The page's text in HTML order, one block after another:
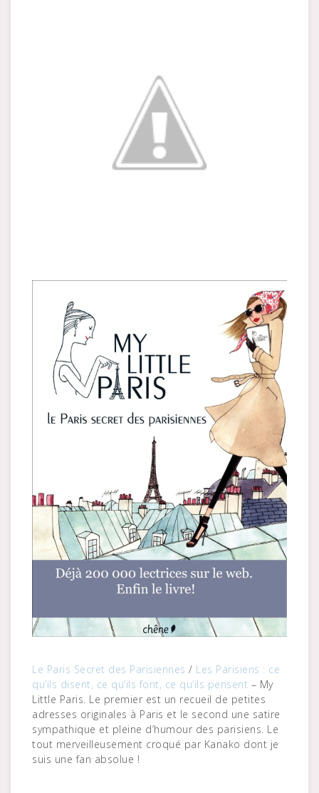
Le Paris Secret des Parisiennes / Les Parisiens : ce
qu’ils disent, ce qu’ils font, ce qu’ils pensent – My
Little Paris. Le premier est un recueil de petites
adresses originales à Paris et le second une satire
sympathique et pleine d’humour des parisiens. Le
tout merveilleusement croqué par Kanako dont je
suis une fan absolue !